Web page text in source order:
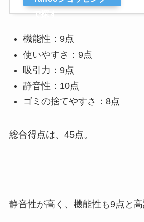
で探す
機能性：9点
使いやすさ：9点
吸引力：9点
静音性：10点
ゴミの捨てやすさ：8点
総合得点は、45点。
静音性が高く、機能性も9点と高